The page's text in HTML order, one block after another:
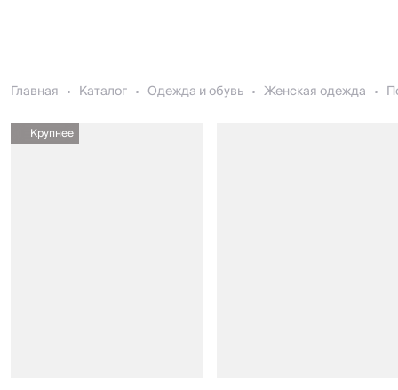
Главная Каталог Одежда и обувь Женская одежда
Крупнее